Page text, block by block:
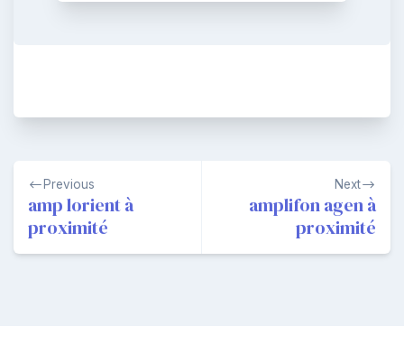
Navigation
de
l’article
Previous
amp lorient à
proximité
Next
amplifon agen à
proximité